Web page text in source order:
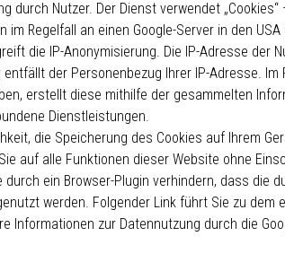
durch Nutzer. Der Dienst verwendet
im Regelfall an einen Google-Server in den
die IP-Anonymisierung. Die IP-Adresse
entfällt der Personenbezug Ihrer IP-Adresse.
erstellt diese mithilfe der gesammelten
Dienstleistungen.
die Speicherung des Cookies auf Ihrem
auf alle Funktionen dieser Website ohne
durch ein Browser-Plugin verhindern, dass die
werden. Folgender Link führt Sie zu
Informationen zur Datennutzung durch die